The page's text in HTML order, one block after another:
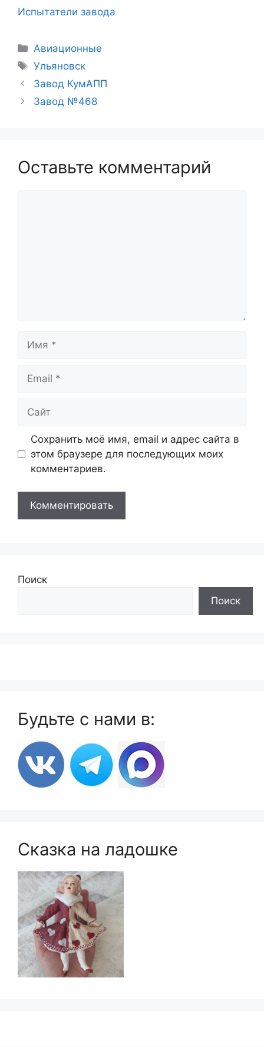
Испытатели завода
Рубрики
Авиационные
Метки
Ульяновск
Завод КумАПП
Завод №468
Оставьте комментарий
Имя
Email
Сайт
Сохранить моё имя, email и адрес сайта в
этом браузере для последующих моих
комментариев.
Поиск
Поиск
Будьте с нами в:
Сказка на ладошке